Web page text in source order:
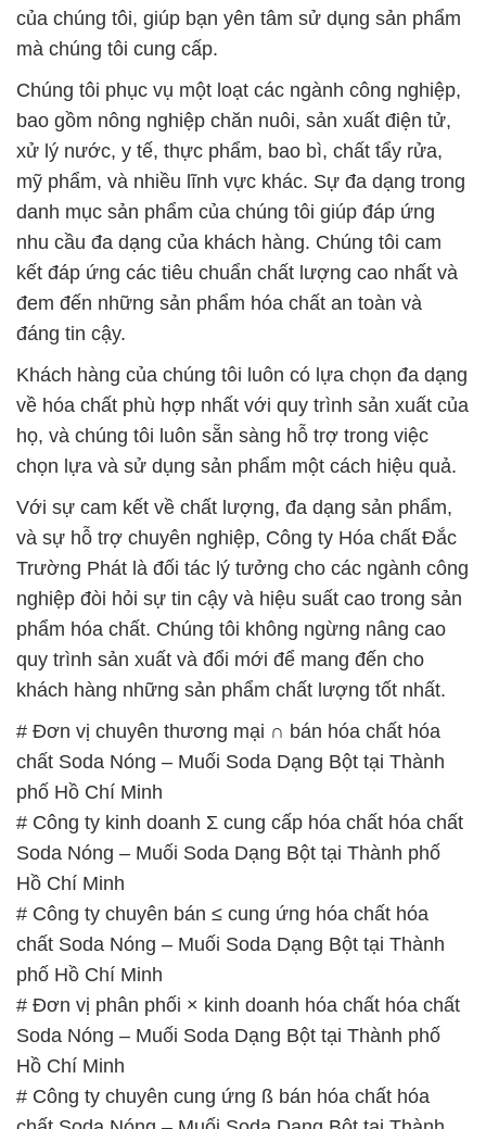
của chúng tôi, giúp bạn yên tâm sử dụng sản phẩm
mà chúng tôi cung cấp.
Chúng tôi phục vụ một loạt các ngành công nghiệp,
bao gồm nông nghiệp chăn nuôi, sản xuất điện tử,
xử lý nước, y tế, thực phẩm, bao bì, chất tẩy rửa,
mỹ phẩm, và nhiều lĩnh vực khác. Sự đa dạng trong
danh mục sản phẩm của chúng tôi giúp đáp ứng
nhu cầu đa dạng của khách hàng. Chúng tôi cam
kết đáp ứng các tiêu chuẩn chất lượng cao nhất và
đem đến những sản phẩm hóa chất an toàn và
đáng tin cậy.
Khách hàng của chúng tôi luôn có lựa chọn đa dạng
về hóa chất phù hợp nhất với quy trình sản xuất của
họ, và chúng tôi luôn sẵn sàng hỗ trợ trong việc
chọn lựa và sử dụng sản phẩm một cách hiệu quả.
Với sự cam kết về chất lượng, đa dạng sản phẩm,
và sự hỗ trợ chuyên nghiệp, Công ty Hóa chất Đắc
Trường Phát là đối tác lý tưởng cho các ngành công
nghiệp đòi hỏi sự tin cậy và hiệu suất cao trong sản
phẩm hóa chất. Chúng tôi không ngừng nâng cao
quy trình sản xuất và đổi mới để mang đến cho
khách hàng những sản phẩm chất lượng tốt nhất.
# Đơn vị chuyên thương mại ∩ bán hóa chất hóa
chất Soda Nóng – Muối Soda Dạng Bột tại Thành
phố Hồ Chí Minh
# Công ty kinh doanh Σ cung cấp hóa chất hóa chất
Soda Nóng – Muối Soda Dạng Bột tại Thành phố
Hồ Chí Minh
# Công ty chuyên bán ≤ cung ứng hóa chất hóa
chất Soda Nóng – Muối Soda Dạng Bột tại Thành
phố Hồ Chí Minh
# Đơn vị phân phối × kinh doanh hóa chất hóa chất
Soda Nóng – Muối Soda Dạng Bột tại Thành phố
Hồ Chí Minh
# Công ty chuyên cung ứng ß bán hóa chất hóa